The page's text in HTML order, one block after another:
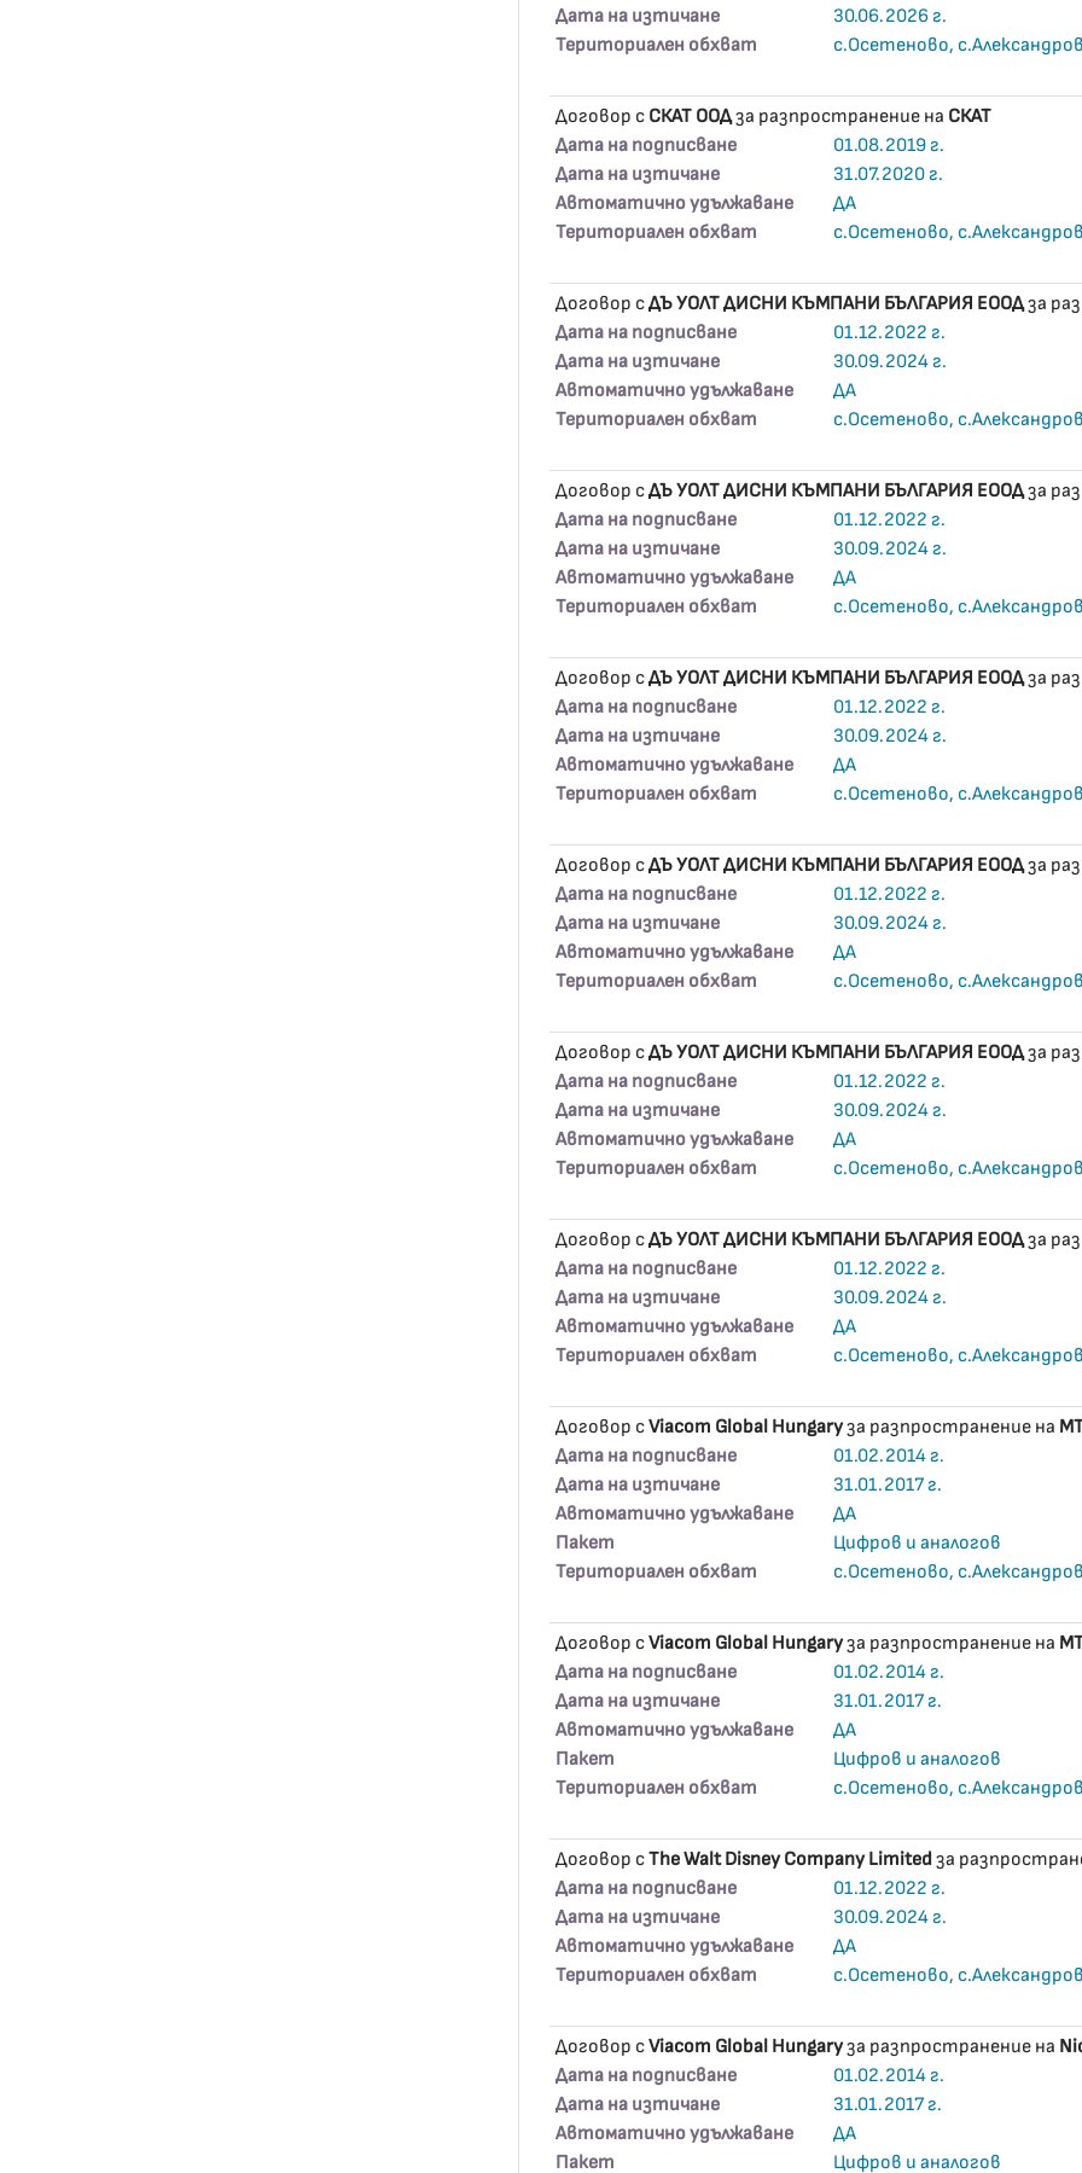
Дата на изтичане
30.06.2026 г.
Териториален обхват
с.Осетеново,
Договор с СКАТ ООДза разпространение на СКАТ
Дата на подписване
01.08.2019 г.
Дата на изтичане
31.07.2020 г.
Автоматично удължаване
ДА
Териториален обхват
с.Осетеново,
Договор сДЪ УОЛТ ДИСНИ КЪМПАНИ БЪЛГАРИЯ ЕООДза
Дата на подписване
01.12.2022 г.
Дата на изтичане
30.09.2024 г.
Автоматично удължаване
ДА
Териториален обхват
с.Осетеново,
Договор сДЪ УОЛТ ДИСНИ КЪМПАНИ БЪЛГАРИЯ ЕООДза
Дата на подписване
01.12.2022 г.
Дата на изтичане
30.09.2024 г.
Автоматично удължаване
ДА
Териториален обхват
с.Осетеново,
Договор сДЪ УОЛТ ДИСНИ КЪМПАНИ БЪЛГАРИЯ ЕООДза
Дата на подписване
01.12.2022 г.
Дата на изтичане
30.09.2024 г.
Автоматично удължаване
ДА
Териториален обхват
с.Осетеново,
Договор сДЪ УОЛТ ДИСНИ КЪМПАНИ БЪЛГАРИЯ ЕООДза
Дата на подписване
01.12.2022 г.
Дата на изтичане
30.09.2024 г.
Автоматично удължаване
ДА
Териториален обхват
с.Осетеново,
Договор сДЪ УОЛТ ДИСНИ КЪМПАНИ БЪЛГАРИЯ ЕООДза
Дата на подписване
01.12.2022 г.
Дата на изтичане
30.09.2024 г.
Автоматично удължаване
ДА
Териториален обхват
с.Осетеново,
Договор сДЪ УОЛТ ДИСНИ КЪМПАНИ БЪЛГАРИЯ ЕООДза
Дата на подписване
01.12.2022 г.
Дата на изтичане
30.09.2024 г.
Автоматично удължаване
ДА
Териториален обхват
с.Осетеново,
Договор сViacom Global Hungaryза разпространение на
Дата на подписване
01.02.2014 г.
Дата на изтичане
31.01.2017 г.
Автоматично удължаване
ДА
Пакет
Цифров и аналогов
Териториален обхват
с.Осетеново,
Договор сViacom Global Hungaryза разпространение на
Дата на подписване
01.02.2014 г.
Дата на изтичане
31.01.2017 г.
Автоматично удължаване
ДА
Пакет
Цифров и аналогов
Териториален обхват
с.Осетеново,
Договор сThe Walt Disney Company Limitedза
Дата на подписване
01.12.2022 г.
Дата на изтичане
30.09.2024 г.
Автоматично удължаване
ДА
Териториален обхват
с.Осетеново,
Договор сViacom Global Hungaryза разпространение на
Дата на подписване
01.02.2014 г.
Дата на изтичане
31.01.2017 г.
Автоматично удължаване
ДА
Пакет
Цифров и аналогов